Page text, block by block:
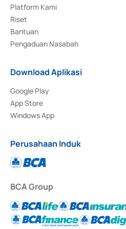
Platform Kami
Riset
Bantuan
Pengaduan Nasabah
Download Aplikasi
Google Play
App Store
Windows App
Perusahaan Induk
BCA Group